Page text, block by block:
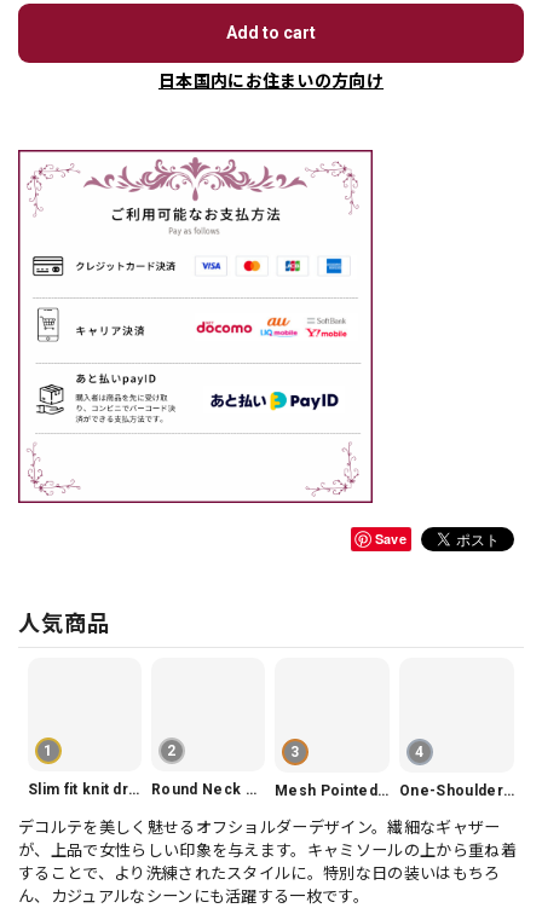
Add to cart
日本国内にお住まいの方向け
Save
人気商品
1
Slim fit knit dress(3color) V1330
2
Round Neck Tiered Sleeveless Dress V2290
3
Mesh Pointed Toe Pumps V165
4
One-Shoulder Slim-Fit Flattering Mermaid Skirt Dress V2295
デコルテを美しく魅せるオフショルダーデザイン。繊細なギャザー
が、上品で女性らしい印象を与えます。キャミソールの上から重ね着
することで、より洗練されたスタイルに。特別な日の装いはもちろ
ん、カジュアルなシーンにも活躍する一枚です。